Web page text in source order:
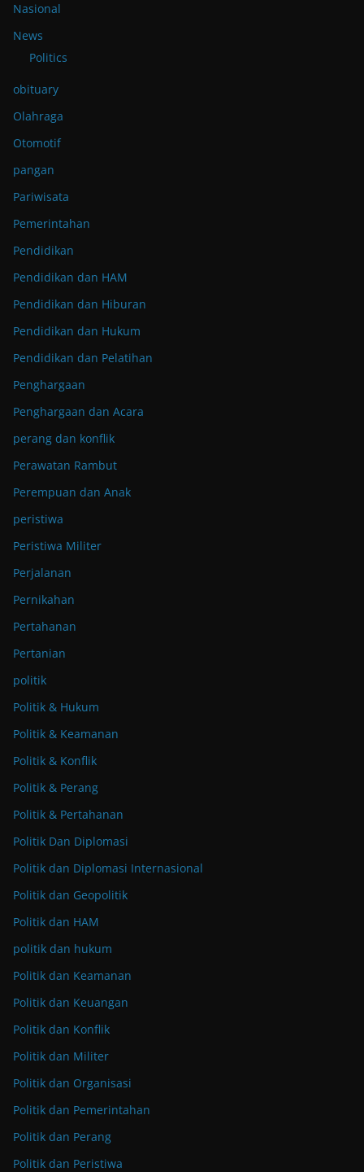
Nasional
News
Politics
obituary
Olahraga
Otomotif
pangan
Pariwisata
Pemerintahan
Pendidikan
Pendidikan dan HAM
Pendidikan dan Hiburan
Pendidikan dan Hukum
Pendidikan dan Pelatihan
Penghargaan
Penghargaan dan Acara
perang dan konflik
Perawatan Rambut
Perempuan dan Anak
peristiwa
Peristiwa Militer
Perjalanan
Pernikahan
Pertahanan
Pertanian
politik
Politik & Hukum
Politik & Keamanan
Politik & Konflik
Politik & Perang
Politik & Pertahanan
Politik Dan Diplomasi
Politik dan Diplomasi Internasional
Politik dan Geopolitik
Politik dan HAM
politik dan hukum
Politik dan Keamanan
Politik dan Keuangan
Politik dan Konflik
Politik dan Militer
Politik dan Organisasi
Politik dan Pemerintahan
Politik dan Perang
Politik dan Peristiwa